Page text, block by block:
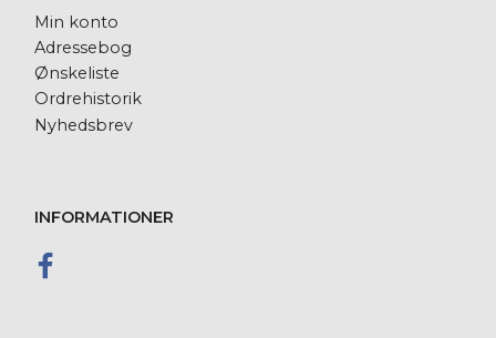
Min konto
Adressebog
Ønskeliste
Ordrehistorik
Nyhedsbrev
INFORMATIONER